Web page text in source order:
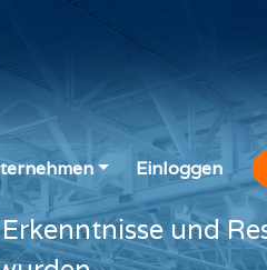
Einloggen
und